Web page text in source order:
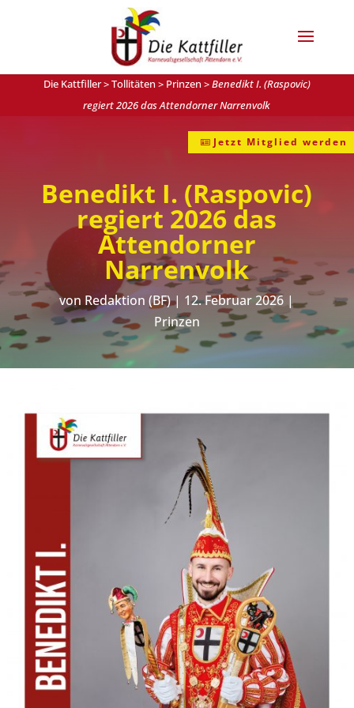
Die Kattfiller>Tollitäten > Prinzen >Benedikt I. (Raspovic)
regiert 2026 das Attendorner Narrenvolk
Jetzt Mitglied werden
Benedikt I. (Raspovic)
regiert 2026 das
Attendorner
Narrenvolk
von Redaktion (BF)| 12. Februar 2026 |
Prinzen